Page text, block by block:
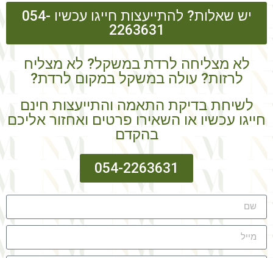
יש שאלות? להתייעצות חייגו עכשיו 054-
2263631
לא מצליחה לרדת במשקל? לא מצליח
לרזות? עולה במשקל במקום לרדת?
לשיחת בדיקת התאמה והתייעצות חינם
חייגו עכשיו או השאירו פרטים ואחזור אליכם
בהקדם
054-2263631